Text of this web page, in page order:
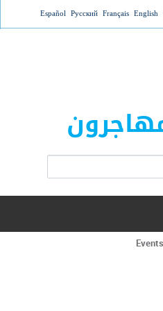
Jump to
English
Français
Русский
Español